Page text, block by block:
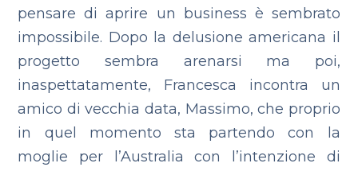
pensare di aprire un business è sembrato
impossibile. Dopo la delusione americana il
progetto sembra arenarsi ma poi,
inaspettatamente, Francesca incontra un
amico di vecchia data, Massimo, che proprio
in quel momento sta partendo con la
moglie per l’Australia con l’intenzione di